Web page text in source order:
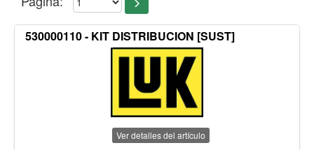
530000110 - KIT DISTRIBUCION [SUST]
Ver detalles del artículo